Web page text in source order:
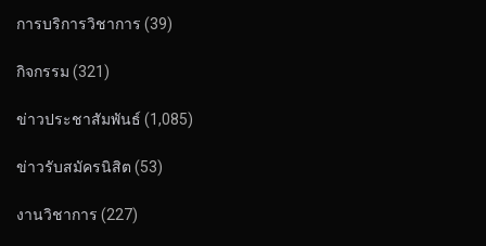
การบริการวิชาการ (39)
กิจกรรม (321)
ข่าวประชาสัมพันธ์ (1,085)
ข่าวรับสมัครนิสิต (53)
งานวิชาการ (227)